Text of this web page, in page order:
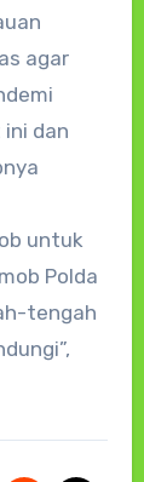
agar
ini dan
untuk
Polda
tengah